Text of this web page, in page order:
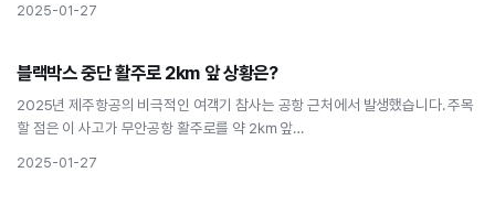
2025-01-27
블랙박스 중단 활주로 2km 앞 상황은?
사회
블랙박스 중단 활주로 2km 앞 상황은?
2025년 제주항공의 비극적인 여객기 참사는 공항 근처에서 발생했습니다. 주목
할 점은 이 사고가 무안공항 활주로를 약 2㎞ 앞…
2025-01-27